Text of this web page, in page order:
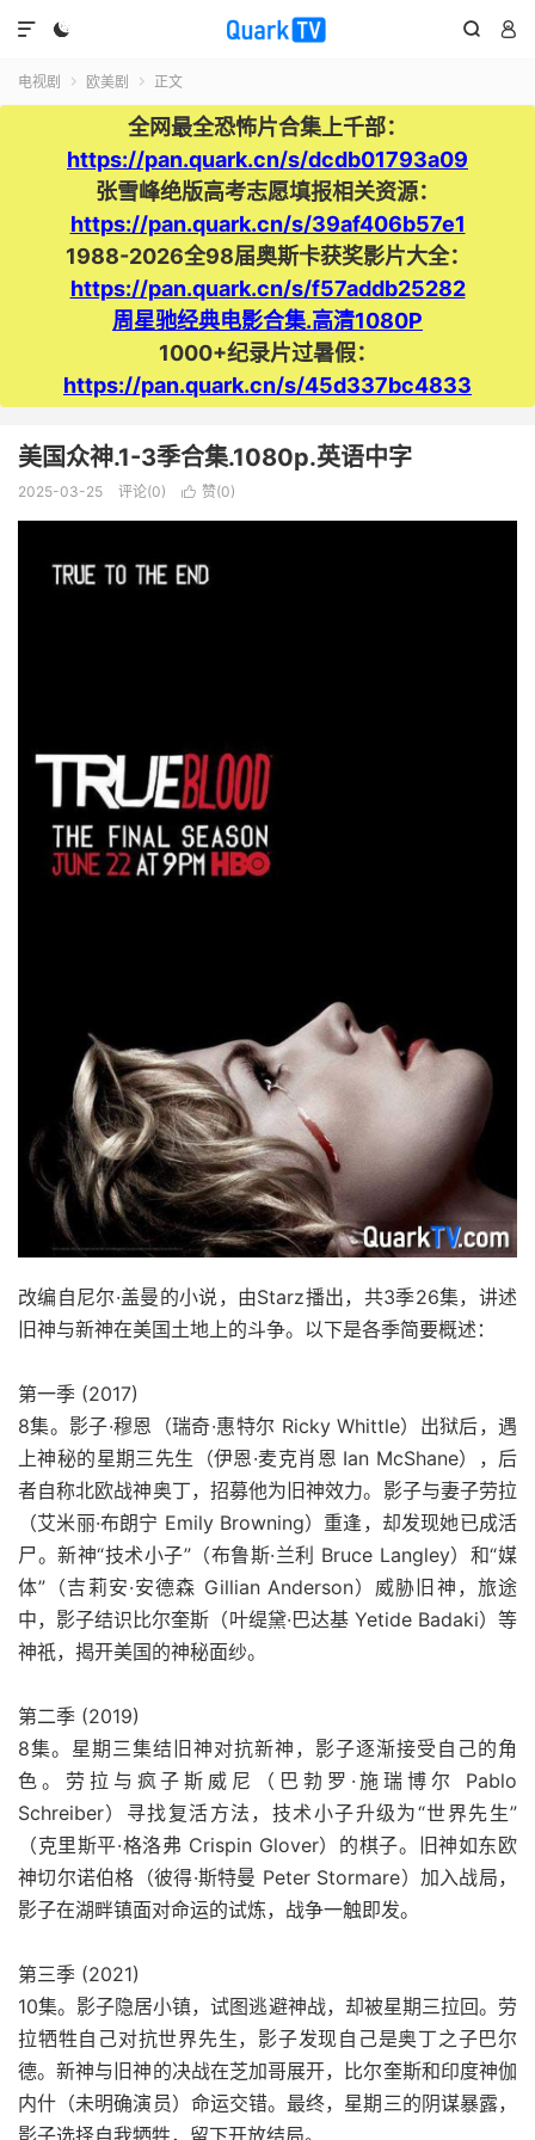
  

电视剧  欧美剧  正文
全网最全恐怖片合集上千部：
https://pan.quark.cn/s/dcdb01793a09
张雪峰绝版高考志愿填报相关资源：
https://pan.quark.cn/s/39af406b57e1
1988-2026全98届奥斯卡获奖影片大全：
https://pan.quark.cn/s/f57addb25282
周星驰经典电影合集.高清1080P
1000+纪录片过暑假：
https://pan.quark.cn/s/45d337bc4833
美国众神.1-3季合集.1080p.英语中字
2025-03-25 评论(0)  赞(0)
改编自尼尔·盖曼的小说，由Starz播出，共3季26集，讲述
旧神与新神在美国土地上的斗争。以下是各季简要概述：
第一季 (2017)
8集。影子·穆恩（瑞奇·惠特尔 Ricky Whittle）出狱后，遇
上神秘的星期三先生（伊恩·麦克肖恩 Ian McShane），后
者自称北欧战神奥丁，招募他为旧神效力。影子与妻子劳拉
（艾米丽·布朗宁 Emily Browning）重逢，却发现她已成活
尸。新神“技术小子”（布鲁斯·兰利 Bruce Langley）和“媒
体”（吉莉安·安德森 Gillian Anderson）威胁旧神，旅途
中，影子结识比尔奎斯（叶缇黛·巴达基 Yetide Badaki）等
神祇，揭开美国的神秘面纱。
第二季 (2019)
8集。星期三集结旧神对抗新神，影子逐渐接受自己的角
色。劳拉与疯子斯威尼（巴勃罗·施瑞博尔 Pablo
Schreiber）寻找复活方法，技术小子升级为“世界先生”
（克里斯平·格洛弗 Crispin Glover）的棋子。旧神如东欧
神切尔诺伯格（彼得·斯特曼 Peter Stormare）加入战局，
影子在湖畔镇面对命运的试炼，战争一触即发。
第三季 (2021)
10集。影子隐居小镇，试图逃避神战，却被星期三拉回。劳
拉牺牲自己对抗世界先生，影子发现自己是奥丁之子巴尔
德。新神与旧神的决战在芝加哥展开，比尔奎斯和印度神伽
内什（未明确演员）命运交错。最终，星期三的阴谋暴露，
影子选择自我牺牲，留下开放结局。